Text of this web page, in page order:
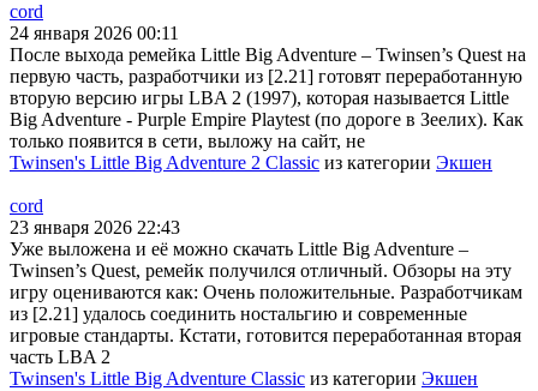
cord
24 января 2026 00:11
После выхода ремейка Little Big Adventure – Twinsen’s Quest на
первую часть, разработчики из [2.21] готовят переработанную
вторую версию игры LBA 2 (1997), которая называется Little
Big Adventure - Purple Empire Playtest (по дороге в Зеелих). Как
только появится в сети, выложу на сайт, не
Twinsen's Little Big Adventure 2 Classic из категории Экшен
cord
23 января 2026 22:43
Уже выложена и её можно скачать Little Big Adventure –
Twinsen’s Quest, ремейк получился отличный. Обзоры на эту
игру оцениваются как: Очень положительные. Разработчикам
из [2.21] удалось соединить ностальгию и современные
игровые стандарты. Кстати, готовится переработанная вторая
часть LBA 2
Twinsen's Little Big Adventure Classic из категории Экшен